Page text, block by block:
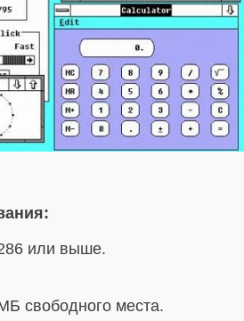
или выше.
свободного места.